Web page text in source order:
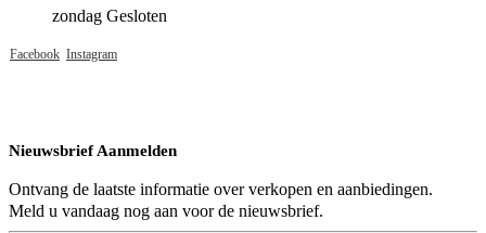
zondag Gesloten
Facebook Instagram
Nieuwsbrief Aanmelden
Ontvang de laatste informatie over verkopen en aanbiedingen.
Meld u vandaag nog aan voor de nieuwsbrief.